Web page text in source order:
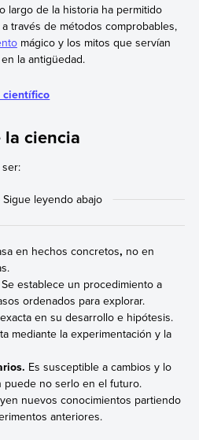
largo de la historia ha permitido
través de métodos comprobables,
mágico y los mitos que servían
la antigüedad.
científico
la ciencia
en hechos concretos, no en
Se establece un procedimiento a
ordenados para explorar.
en su desarrollo e hipótesis.
mediante la experimentación y la
Es susceptible a cambios y lo
puede no serlo en el futuro.
nuevos conocimientos partiendo
anteriores.